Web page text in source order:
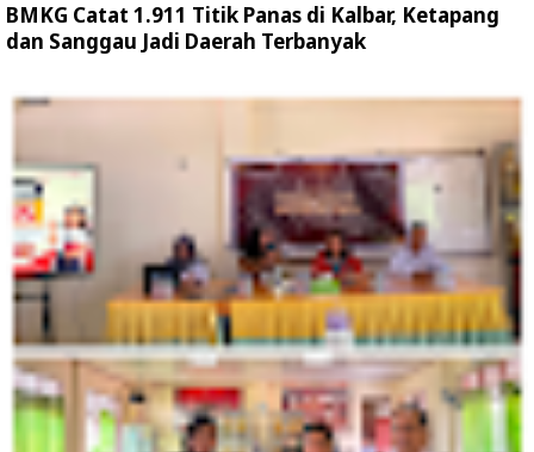
BMKG Catat 1.911 Titik Panas di Kalbar, Ketapang
dan Sanggau Jadi Daerah Terbanyak